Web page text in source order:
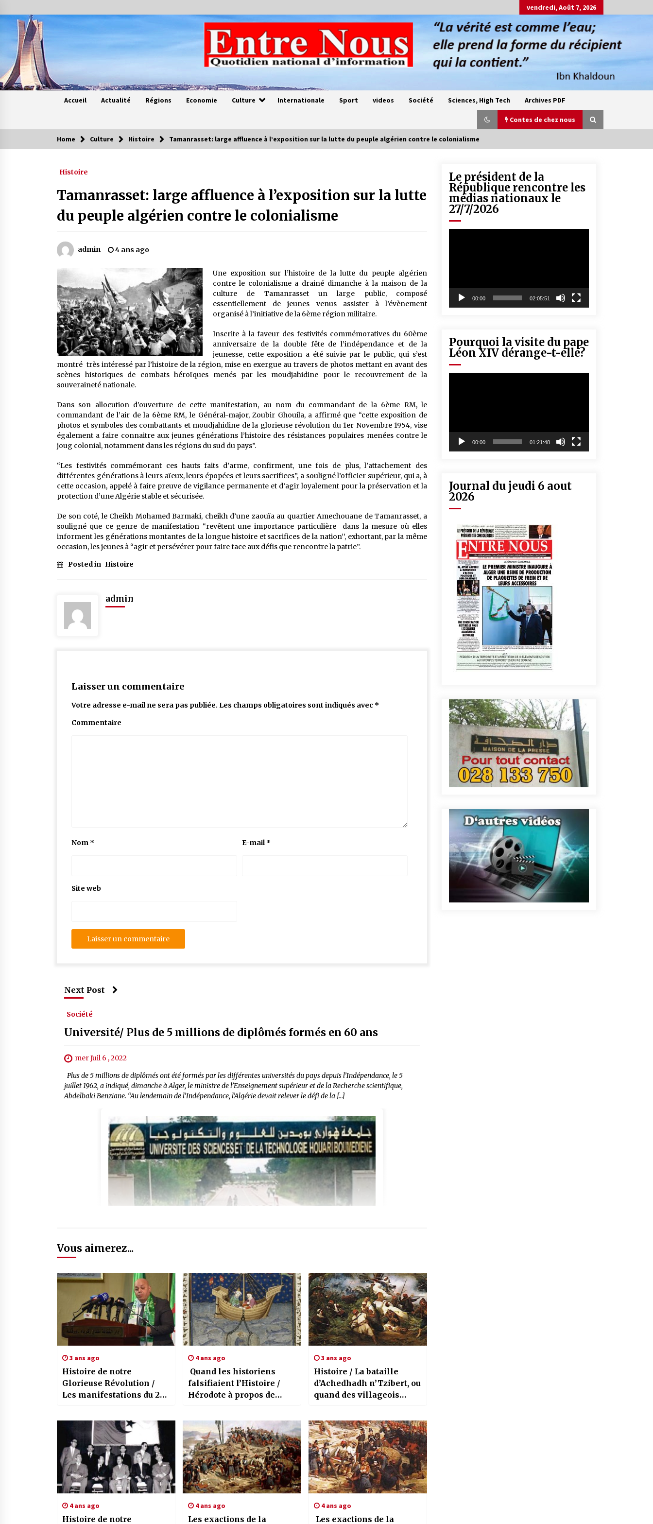
to
content
vendredi, Août 7, 2026
Accueil Actualité Régions Economie Culture Internationale Sport videos Société Sciences, High Tech Archives PDF
Contes de chez nous
Contes de chez nous
4 ans ago
Oum el Gaïla / L’ogresse du M’zab
4 ans ago
Mythes et croyances / L’hospitalité
des montagnards
Quand on va vite
5 ans ago
5 ans ago
du Sud algérien)
5 ans ago
Un conte targui/ Quand la tête est
vide
5 ans ago
Tradition orale/ D’où viennent les
Home Culture Histoire Tamanrasset: large affluence à l’exposition sur la lutte du peuple algérien contre le colonialisme
Histoire
Tamanrasset: large affluence à l’exposition sur la lutte
du peuple algérien contre le colonialisme
admin 4 ans ago
Une exposition sur l’histoire de la lutte du peuple algérien
contre le colonialisme a drainé dimanche à la maison de la
culture de Tamanrasset un large public, composé
essentiellement de jeunes venus assister à l’évènement
organisé à l’initiative de la 6ème région militaire.
Inscrite à la faveur des festivités commémoratives du 60ème
anniversaire de la double fête de l’indépendance et de la
jeunesse, cette exposition a été suivie par le public, qui s’est
montré très intéressé par l’histoire de la région, mise en exergue au travers de photos mettant en avant des
scènes historiques de combats héroïques menés par les moudjahidine pour le recouvrement de la
souveraineté nationale.
Dans son allocution d’ouverture de cette manifestation, au nom du commandant de la 6ème RM, le
commandant de l’air de la 6ème RM, le Général-major, Zoubir Ghouila, a affirmé que “cette exposition de
photos et symboles des combattants et moudjahidine de la glorieuse révolution du 1er Novembre 1954, vise
également a faire connaitre aux jeunes générations l’histoire des résistances populaires menées contre le
joug colonial, notamment dans les régions du sud du pays”.
“Les festivités commémorant ces hauts faits d’arme, confirment, une fois de plus, l’attachement des
différentes générations à leurs aïeux, leurs épopées et leurs sacrifices”, a souligné l’officier supérieur, qui a, à
cette occasion, appelé à faire preuve de vigilance permanente et d’agir loyalement pour la préservation et la
protection d’une Algérie stable et sécurisée.
De son coté, le Cheikh Mohamed Barmaki, cheikh d’une zaouïa au quartier Amechouane de Tamanrasset, a
souligné que ce genre de manifestation “revêtent une importance particulière dans la mesure où elles
informent les générations montantes de la longue histoire et sacrifices de la nation’’, exhortant, par la même
occasion, les jeunes à “agir et persévérer pour faire face aux défis que rencontre la patrie”.
Posted in Histoire
admin
Laisser un commentaire
Votre adresse e-mail ne sera pas publiée. Les champs obligatoires sont indiqués avec *
Commentaire
Nom * E-mail*
Site web
Next Post
Société
Université/ Plus de 5 millions de diplômés formés en 60 ans
mer Juil 6 , 2022
Plus de 5 millions de diplômés ont été formés par les différentes universités du pays depuis l’Indépendance, le 5
juillet 1962, a indiqué, dimanche à Alger, le ministre de l’Enseignement supérieur et de la Recherche scientifique,
Abdelbaki Benziane. “Au lendemain de l’Indépendance, l’Algérie devait relever le défi de la […]
Vous aimerez...
3 ans ago
Histoire de notre
Glorieuse Révolution /
Les manifestations du 27
épopée marquant
l’attachement du peuple à
l’unité territoriale
4 ans ago
Quand les historiens
falsifiaient l’Histoire /
Hérodote à propos de
3 ans ago
Histoire / La bataille
d’Achedhadh n’Tzibert, ou
quand des villageois
retraite des troupes
coloniales
4 ans ago
Histoire de notre
4 ans ago
Les exactions de la
4 ans ago
Les exactions de la
Le président de la
République rencontre les
médias nationaux le
27/7/2026
00:00 02:05:51
Pourquoi la visite du pape
Léon XIV dérange-t-elle?
00:00 01:21:48
Journal du jeudi 6 aout
2026